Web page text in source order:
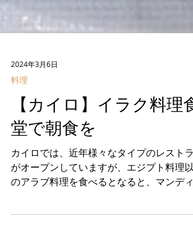
2024年3月6日
料理
【カイロ】イラク料理食
堂で朝食を
カイロでは、近年様々なタイプのレストラ
のアラブ料理を食べるとなると、マンディ